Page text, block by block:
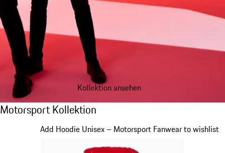
Kollektion ansehen
Motorsport Kollektion
Motorsport Kollektion
Add Hoodie Unisex – Motorsport Fanwear to wishlist
Slide 1 von 20